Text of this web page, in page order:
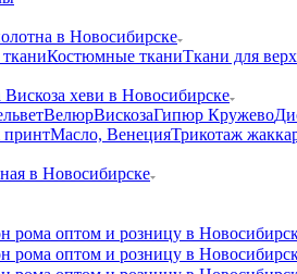
в Новосибирске
Костюмные тканиТкани для
хеви в Новосибирске
ВелюрВискозаГипюр Кружево
принтМасло, ВенецияТрикотаж
в Новосибирске